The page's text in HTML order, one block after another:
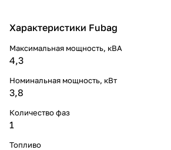
Характеристики Fubag
Максимальная мощность, кВА
4,3
Номинальная мощность, кВт
3,8
Количество фаз
1
Топливо